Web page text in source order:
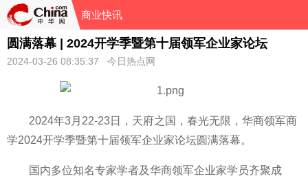
商业快讯
圆满落幕 | 2024开学季暨第十届领军企业家论坛
2024-03-26 08:35:37 今日热点网
2024年3月22-23日，天府之国，春光无限，华商领军商
学2024开学季暨第十届领军企业家论坛圆满落幕。
国内多位知名专家学者及华商领军企业家学员齐聚成